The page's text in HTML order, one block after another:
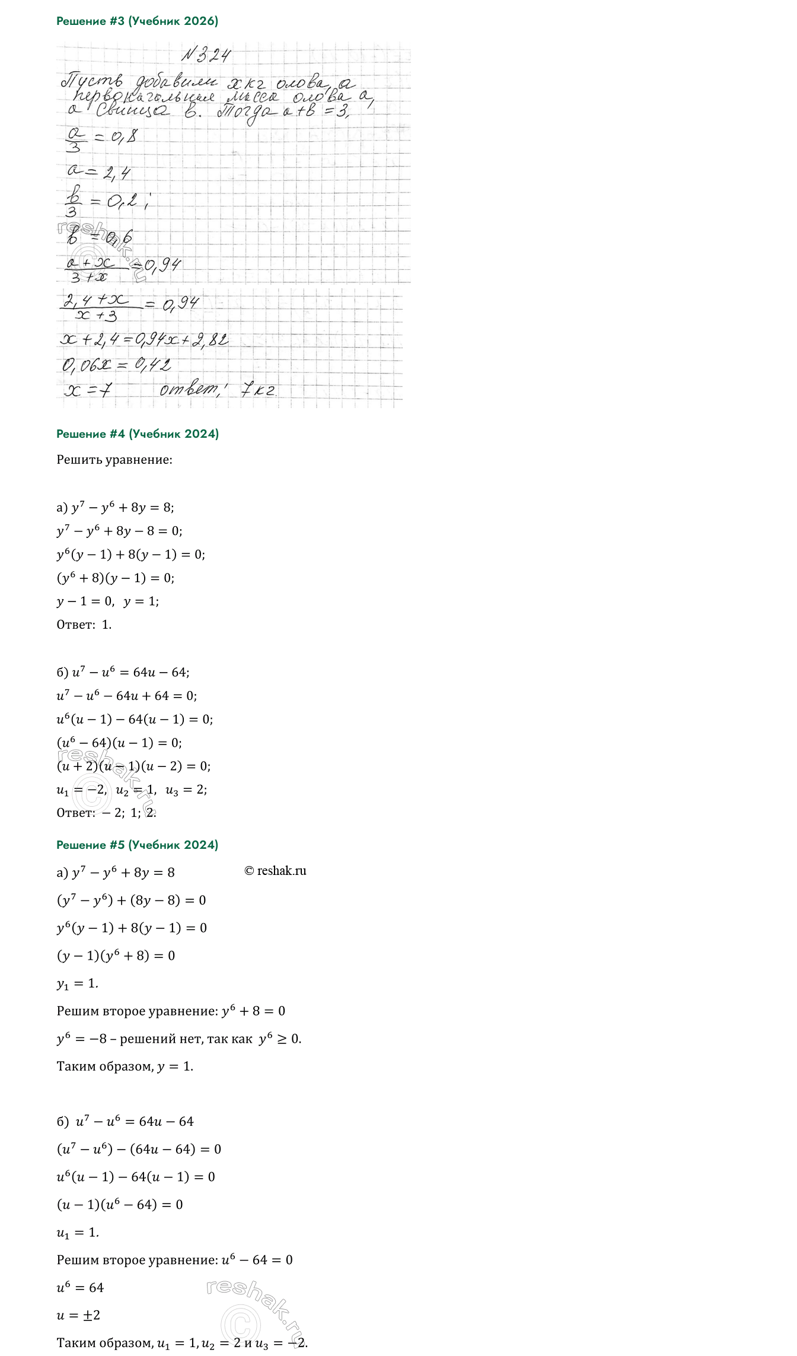
Решение #3 (Учебник 2026)
Решение #4 (Учебник 2024)
Решение #5 (Учебник 2024)